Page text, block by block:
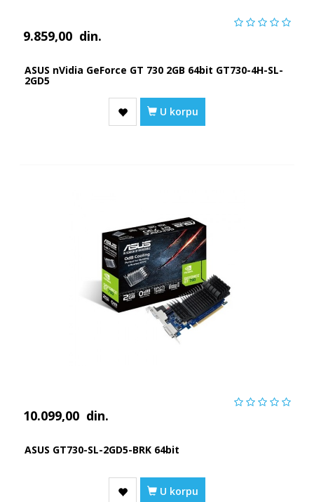
9.859,00 din.
ASUS nVidia GeForce GT 730 2GB 64bit GT730-4H-SL-
2GD5
U korpu
10.099,00 din.
ASUS GT730-SL-2GD5-BRK 64bit
U korpu